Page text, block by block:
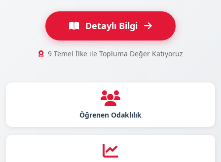
Detaylı Bilgi
9 Temel İlke ile Topluma Değer Katıyoruz
Öğrenen Odaklılık